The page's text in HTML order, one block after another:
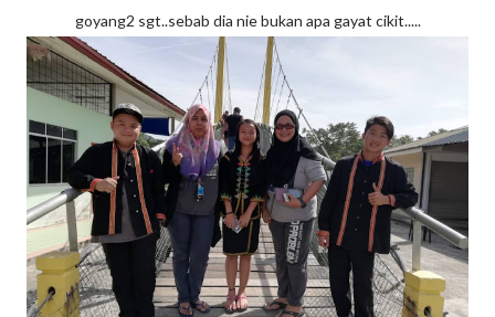
goyang2 sgt..sebab dia nie bukan apa gayat cikit.....